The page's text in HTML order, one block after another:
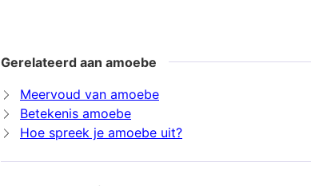
Gerelateerd aan amoebe
Meervoud van amoebe
Betekenis amoebe
Hoe spreek je amoebe uit?